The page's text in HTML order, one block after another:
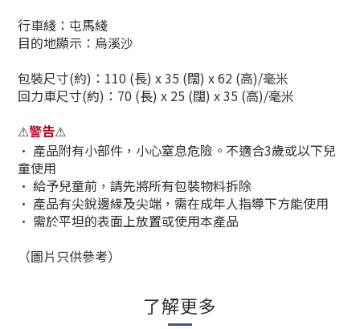
行車綫：屯馬綫
目的地顯示：烏溪沙
包裝尺寸(約) ：110 (長) x 35 (闊) x 62 (高)/毫米
回力車尺寸(約) ：70 (長) x 25 (闊) x 35 (高)/毫米
⚠警告⚠
• 產品附有小部件，小心窒息危險。不適合3歲或以下兒
童使用
• 給予兒童前，請先將所有包裝物料拆除
• 產品有尖銳邊緣及尖端，需在成年人指導下方能使用
• 需於平坦的表面上放置或使用本產品
（圖片只供參考）
了解更多